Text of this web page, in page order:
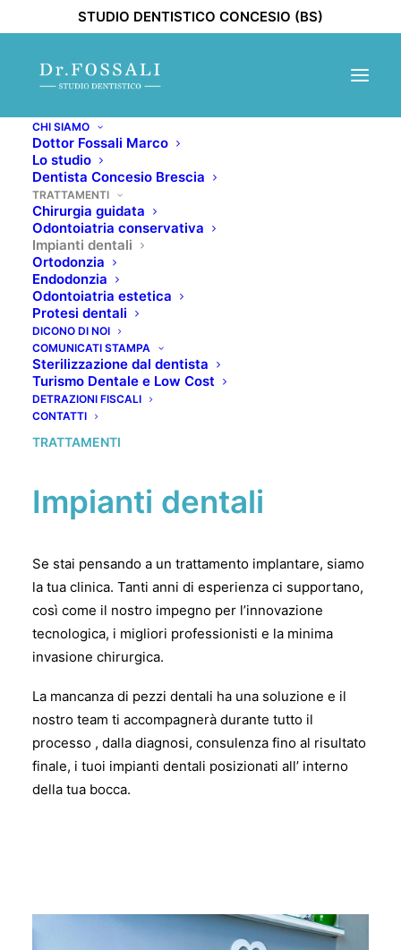
STUDIO DENTISTICO CONCESIO (BS)
CHI SIAMO
Dottor Fossali Marco
Lo studio
Dentista Concesio Brescia
TRATTAMENTI
Chirurgia guidata
Odontoiatria conservativa
Impianti dentali
Ortodonzia
Endodonzia
Odontoiatria estetica
Protesi dentali
DICONO DI NOI
COMUNICATI STAMPA
Sterilizzazione dal dentista
Turismo Dentale e Low Cost
DETRAZIONI FISCALI
CONTATTI
TRATTAMENTI
Impianti dentali
Se stai pensando a un trattamento implantare, siamo
la tua clinica. Tanti anni di esperienza ci supportano,
così come il nostro impegno per l’innovazione
tecnologica, i migliori professionisti e la minima
invasione chirurgica.
La mancanza di pezzi dentali ha una soluzione e il
nostro team ti accompagnerà durante tutto il
processo , dalla diagnosi, consulenza fino al risultato
finale, i tuoi impianti dentali posizionati all’ interno
della tua bocca.